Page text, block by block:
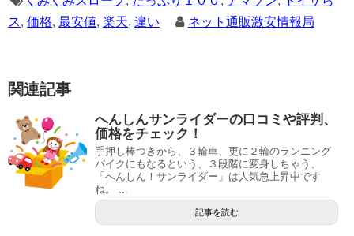
ス, 価格, 最安値, 楽天, 違い ネット通販激安情報局
関連記事
へんしんサンライダーの口コミや評判、
価格をチェック！
手押し棒つきから、３輪車、更に２輪のランニング
バイクにもなるという、３段階に変身しちゃう、
「へんしん！サンライダー」は人気急上昇中です
ね。 ...
記事を読む